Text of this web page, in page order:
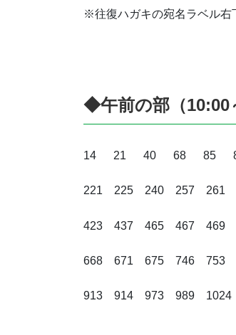
※往復ハガキの宛名ラベル右
◆午前の部（10:00
14 21 40 68 85 86
221 225 240 257 261
423 437 465 467 469
668 671 675 746 753
913 914 973 989